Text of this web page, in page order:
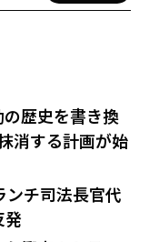
歴史を書き換
消する計画が始
ンチ司法長官代
発